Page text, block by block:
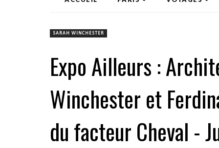
SARAH WINCHESTER
Expo Ailleurs :
Winchester et
du facteur Cheval -